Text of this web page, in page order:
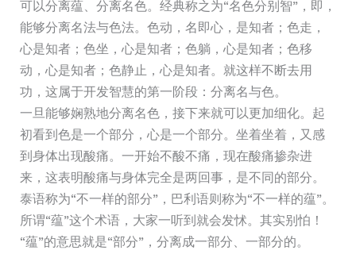
可以分离蕴、分离名色。经典称之为“名色分别智”，即，
能够分离名法与色法。色动，名即心，是知者；色走，
心是知者；色坐，心是知者；色躺，心是知者；色移
动，心是知者；色静止，心是知者。就这样不断去用
功，这属于开发智慧的第一阶段：分离名与色。
一旦能够娴熟地分离名色，接下来就可以更加细化。起
初看到色是一个部分，心是一个部分。坐着坐着，又感
到身体出现酸痛。一开始不酸不痛，现在酸痛掺杂进
来，这表明酸痛与身体完全是两回事，是不同的部分。
泰语称为“不一样的部分”，巴利语则称为“不一样的蕴”。
所谓“蕴”这个术语，大家一听到就会发怵。其实别怕！
“蕴”的意思就是“部分”，分离成一部分、一部分的。